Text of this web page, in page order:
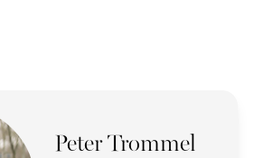
Peter Trommel